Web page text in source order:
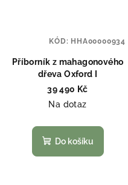
Příborník z mahagonového
dřeva Oxford I
39 490 Kč
Na dotaz
Do košíku
KÓD: HHA00000934